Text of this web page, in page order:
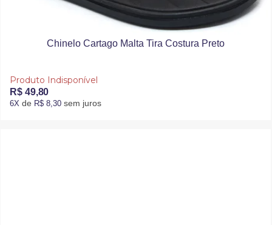
Chinelo Cartago Malta Tira Costura Preto
Produto Indisponível
R$ 49,80
6X de R$ 8,30 sem juros